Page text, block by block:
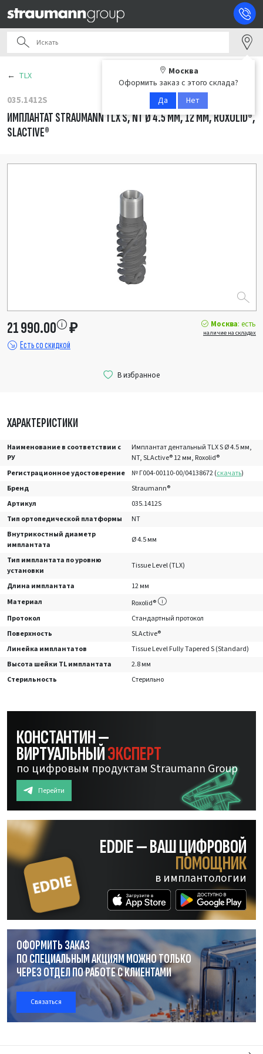
Москва
Оформить заказ с этого склада?
Да
Нет
TLX
035.1412S
ИМПЛАНТАТ STRAUMANN TLX S, NT Ø 4.5 ММ, 12 ММ, ROXOLID®,
SLACTIVE®
ХАРАКТЕРИСТИКИ
Наименование в соответствии с
РУ
Имплантат дентальный TLX S Ø 4.5 мм,
NT, SLActive® 12 мм, Roxolid®
Регистрационное удостоверение
№ Г004-00110-00/04138672 (скачать)
Бренд
Straumann®
Артикул
035.1412S
Тип ортопедической платформы
NT
Внутрикостный диаметр
имплантата
Ø 4.5 мм
Тип имплантата по уровню
установки
Tissue Level (TLX)
Длина имплантата
12 мм
Материал
Roxolid®
Протокол
Стандартный протокол
Поверхность
SLActive®
Линейка имплантатов
Tissue Level Fully Tapered S (Standard)
Высота шейки TL имплантата
2.8 мм
Стерильность
Стерильно
21 990.00 ₽ Москва: есть
наличие на складах
Есть со скидкой
КОНСТАНТИН —
ВИРТУАЛЬНЫЙЭКСПЕРТ
по цифровым продуктам Straumann Group
Перейти
EDDIE — ВАШ ЦИФРОВОЙ
ПОМОЩНИК
в имплантологии
ОФОРМИТЬ ЗАКАЗ
ПО СПЕЦИАЛЬНЫМ АКЦИЯМ МОЖНО ТОЛЬКО
ЧЕРЕЗ ОТДЕЛПО РАБОТЕС КЛИЕНТАМИ
Связаться